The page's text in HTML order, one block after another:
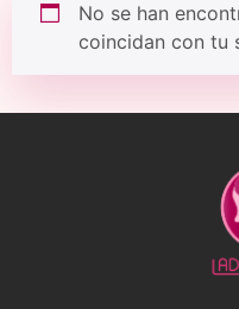
No se han
coincidan con tu